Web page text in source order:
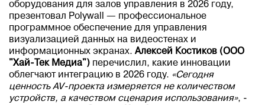
оборудования для залов управления в 2026 году,
презентовал Polywall — профессиональное
программное обеспечение для управления
визуализацией данных на видеостенах и
информационных экранах. Алексей Костиков (ООО
"Хай-Тек Медиа") перечислил, какие инновации
облегчают интеграцию в 2026 году. «Сегодня
ценность AV-проекта измеряется не количеством
устройств, а качеством сценария использования», -